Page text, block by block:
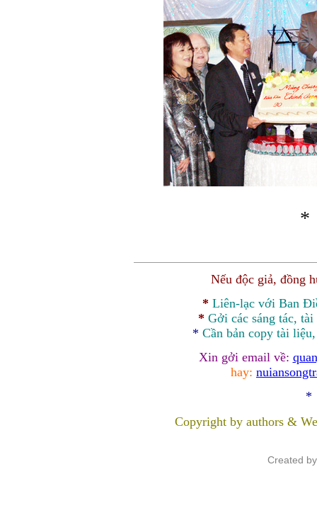
*
Nếu độc giả, đồng
* Liên-lạc với Ban
* Gởi các sáng tác,
* Cần bản copy tài
Xin gởi email về:
hay:
*
Copyright by authors &
Created